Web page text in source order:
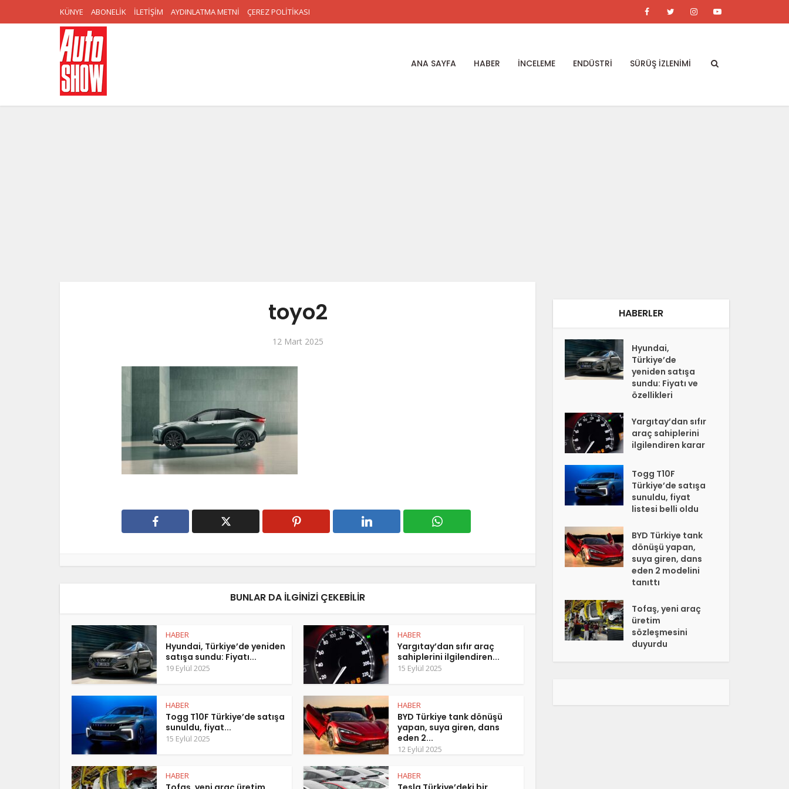
KÜNYE ABONELİK İLETİŞİM AYDINLATMA METNİ ÇEREZ POLİTİKASI
ANA SAYFA HABER İNCELEME ENDÜSTRİ SÜRÜŞ İZLENİMİ
toyo2
12 Mart 2025
BUNLAR DA ILGINIZI ÇEKEBILIR
HABER
Hyundai, Türkiye’de yeniden
satışa sundu: Fiyatı...
19 Eylül 2025
HABER
Yargıtay’dan sıfır araç
sahiplerini ilgilendiren...
15 Eylül 2025
HABER
Togg T10F Türkiye’de satışa
sunuldu, fiyat...
15 Eylül 2025
HABER
BYD Türkiye tank dönüşü
yapan, suya giren, dans
eden 2...
12 Eylül 2025
HABER HABER
HABERLER
Hyundai,
Türkiye’de
yeniden satışa
sundu: Fiyatı ve
özellikleri
Yargıtay’dan sıfır
araç sahiplerini
ilgilendiren karar
Togg T10F
Türkiye’de satışa
sunuldu, fiyat
listesi belli oldu
BYD Türkiye tank
dönüşü yapan,
suya giren, dans
eden 2 modelini
tanıttı
Tofaş, yeni araç
üretim
sözleşmesini
duyurdu